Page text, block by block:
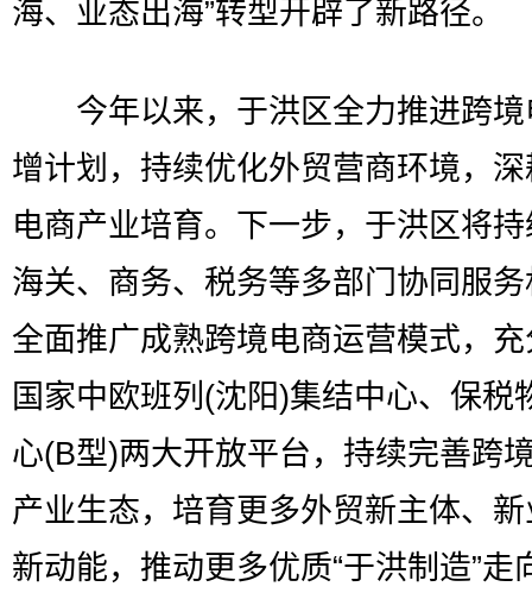
海、业态出海”转型开辟了新路径。
今年以来，于洪区全力推进跨境
增计划，持续优化外贸营商环境，
电商产业培育。下一步，于洪区将
海关、商务、税务等多部门协同服
全面推广成熟跨境电商运营模式，
国家中欧班列(沈阳)集结中心、保税
心(B型)两大开放平台，持续完善跨
产业生态，培育更多外贸新主体、
新动能，推动更多优质“于洪制造”走